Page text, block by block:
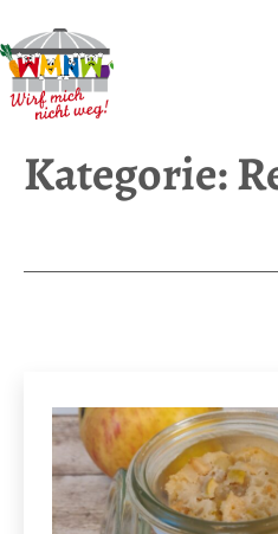
Inhalt
springen
mich
Lebensmittelverschwendung
Kategorie: